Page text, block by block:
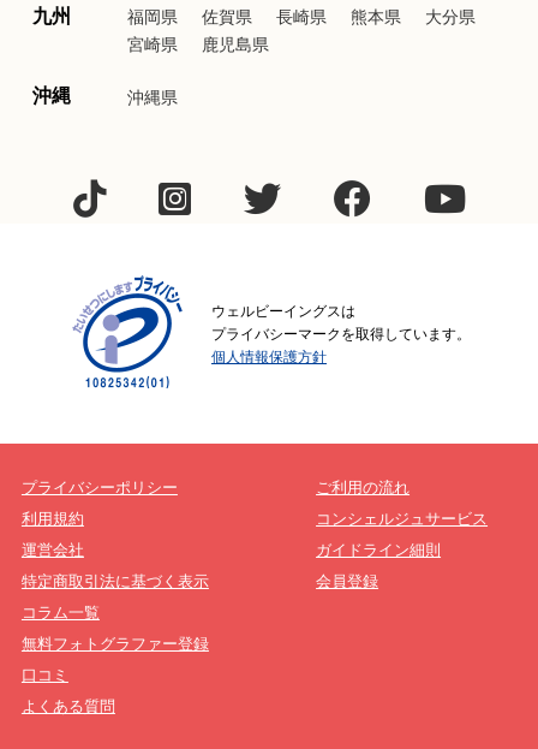
九州 福岡県 佐賀県 長崎県 熊本県
大分県
宮崎県
鹿児島県
沖縄 沖縄県
ウェルビーイングスは
プライバシーマークを取得しています。
個人情報保護方針
プライバシーポリシー
利用規約
運営会社
特定商取引法に基づく表示
ご利用の流れ
コンシェルジュサービス
ガイドライン細則
会員登録
コラム一覧
無料フォトグラファー登録
口コミ
よくある質問